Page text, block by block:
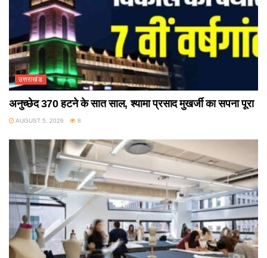
उत्तराखंड
अनुच्छेद 370 हटने के सात साल, श्यामा प्रसाद मुखर्जी का सपना पूरा
AUGUST 5, 2026 8